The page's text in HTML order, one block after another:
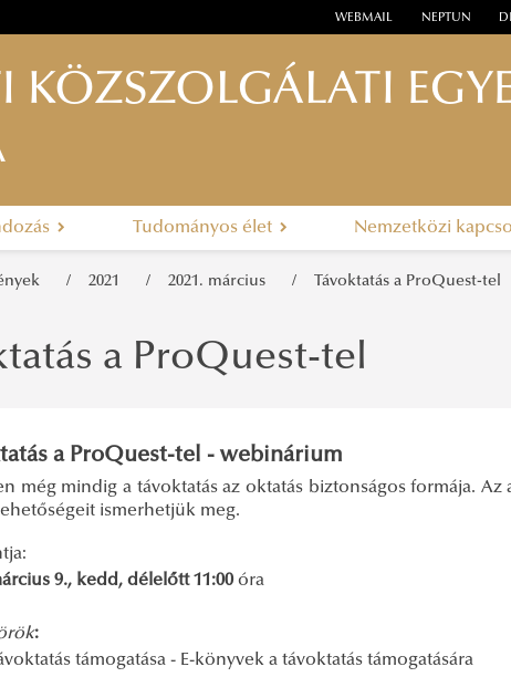
WEBMAIL NEPTUN
KÖZSZOLGÁLATI
Tudományos élet Nemzetközi
2021 2021. március Távoktatás a ProQuest-tel
a ProQuest-tel
a ProQuest-tel - webinárium
még mindig a távoktatás az oktatás biztonságos formája.
ismerhetjük meg.
9., kedd, délelőtt 11:00óra
:
támogatása - E-könyvek a távoktatás támogatására